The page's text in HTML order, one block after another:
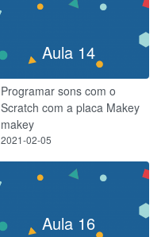
Aula 14
Programar sons com o
Scratch com a placa Makey
makey
2021-02-05
Aula 16